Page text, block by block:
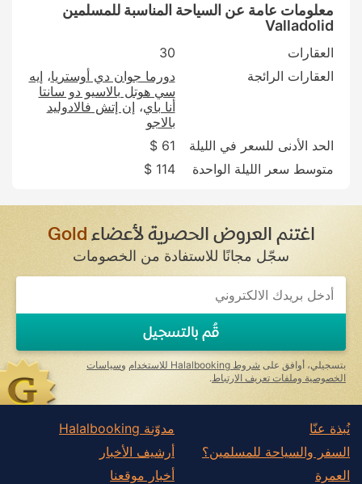
معلومات عامة عن السياحة المناسبة للمسلمين
Valladolid
العقارات
30
العقارات الرائجة
دورما جوان دي أوستريا إيه
سي هوتل بالاسيو دو سانتا
أنا باي إن إتش فالادوليد
بالاجو
الحد الأدنى للسعر في الليلة
61 $
متوسط سعر الليلة الواحدة
114 $
اغتنم العروض الحصرية لأعضاءGold
سجّل مجانًا للاستفادة من الخصومات
If
you
ignore
this
field
قُم بالتسجيل
بتسجيلي، أوافق على شروط Halalbooking للاستخدام وسياسات
الخصوصية وملفات تعريف الارتباط .
نُبذة عنّا
السفر والسياحة للمسلمين؟
العمرة
مدوّنة Halalbooking
أرشيف الأخبار
أخبار موقعنا